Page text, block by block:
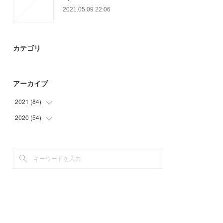
2021.05.09 22:06
カテゴリ
アーカイブ
2021 (84)
(15
)
(
2020 (54)
(